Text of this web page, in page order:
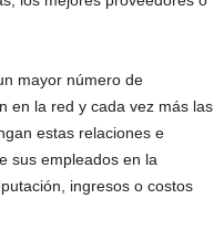
mayor número de
en la red y cada vez más las
estas relaciones e
sus empleados en la
ingresos o costos